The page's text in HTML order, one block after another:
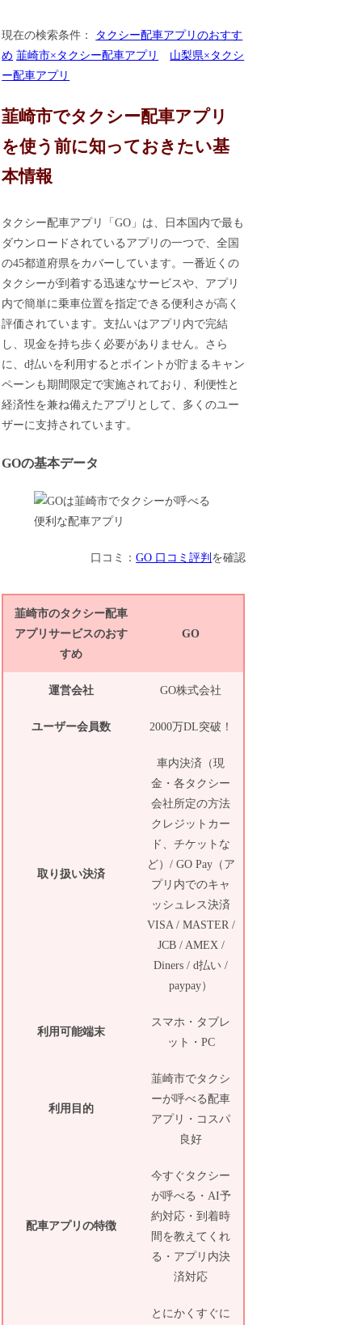
現在の検索条件：
タクシー配車アプリのおすす
め 韮崎市×タクシー配車アプリ
山梨県×タクシ
ー配車アプリ
韮崎市でタクシー配車アプリ
を使う前に知っておきたい基
本情報
タクシー配車アプリ「GO」は、日本国内で最も
ダウンロードされているアプリの一つで、全国
の45都道府県をカバーしています。一番近くの
タクシーが到着する迅速なサービスや、アプリ
内で簡単に乗車位置を指定できる便利さが高く
評価されています。支払いはアプリ内で完結
し、現金を持ち歩く必要がありません。さら
に、d払いを利用するとポイントが貯まるキャン
ペーンも期間限定で実施されており、利便性と
経済性を兼ね備えたアプリとして、多くのユー
ザーに支持されています。
GOの基本データ
口コミ：GO 口コミ評判 を確認
韮崎市のタクシー配車
アプリサービスのおす
すめ
GO
運営会社 GO株式会社
ユーザー会員数 2000万DL突破！
取り扱い決済
車内決済（現
金・各タクシー
会社所定の方法
クレジットカー
ド、チケットな
ど）/ GO Pay（ア
プリ内でのキャ
ッシュレス決済
VISA / MASTER /
JCB / AMEX /
Diners / d払い /
paypay）
利用可能端末
スマホ・タブレ
ット・PC
利用目的
韮崎市でタクシ
ーが呼べる配車
アプリ・コスパ
良好
配車アプリの特徴
今すぐタクシー
が呼べる・AI予
約対応・到着時
間を教えてくれ
る・アプリ内決
済対応
とにかくすぐに